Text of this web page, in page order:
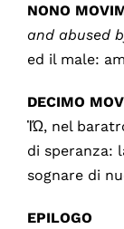
NONO
and abused
ed il male:
DECIMO
ἸΏ, nel
di speranza:
sognare di
EPILOGO